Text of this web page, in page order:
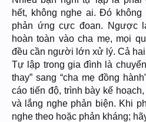
hết, không nghe ai. Đó
phản ứng cực đoan. Ngược
hoàn toàn vào cha mẹ, mọi
đều cần người lớn xử lý. Cả
Tự lập trong gia đình là
thay” sang “cha mẹ đồng
cáo tiến độ, trình bày kế
và lắng nghe phản biện. Khi
nghe theo hoặc phản kháng;